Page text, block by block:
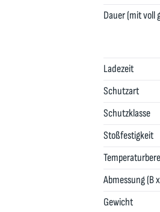
Dauer (mit voll
Ladezeit
Schutzart
Schutzklasse
Stoßfestigkeit
Abmessung (B
Gewicht